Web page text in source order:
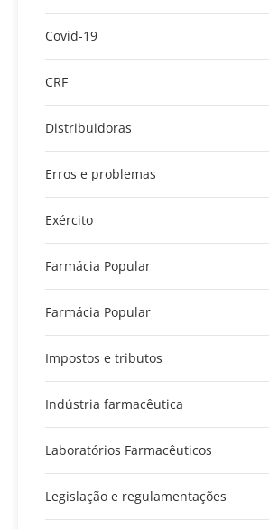
Covid-19
CRF
Distribuidoras
Erros e problemas
Exército
Farmácia Popular
Farmácia Popular
Impostos e tributos
Indústria farmacêutica
Laboratórios Farmacêuticos
Legislação e regulamentações